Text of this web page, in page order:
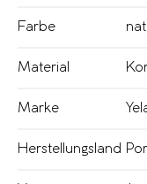
Farbe
Material
Marke
Herstellungsland